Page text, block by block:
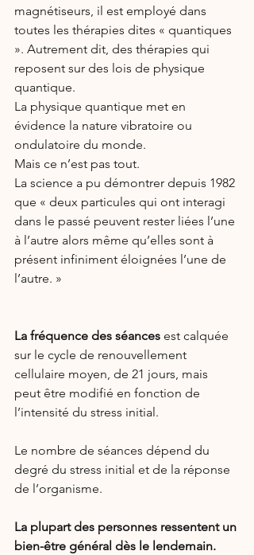
magnétiseurs, il est employé dans
toutes les thérapies dites « quantiques
». Autrement dit, des thérapies qui
reposent sur des lois de physique
quantique.
La physique quantique met en
évidence la nature vibratoire ou
ondulatoire du monde.
Mais ce n’est pas tout.
La science a pu démontrer depuis 1982
que « deux particules qui ont interagi
dans le passé peuvent rester liées l’une
à l’autre alors même qu’elles sont à
présent infiniment éloignées l’une de
l’autre. »
La fréquence des séances est calquée
sur le cycle de renouvellement
cellulaire moyen, de 21 jours, mais
peut être modifié en fonction de
l’intensité du stress initial.
Le nombre de séances dépend du
degré du stress initial et de la réponse
de l’organisme.
La plupart des personnes ressentent un
bien-être général dès le lendemain.